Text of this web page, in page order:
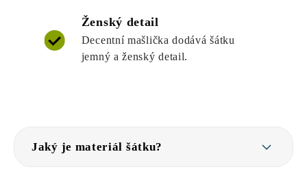
Ženský detail
Decentní mašlička dodává šátku
jemný a ženský detail.
Jaký je materiál šátku?